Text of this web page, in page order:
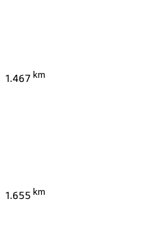
1.467 km
1.655 km